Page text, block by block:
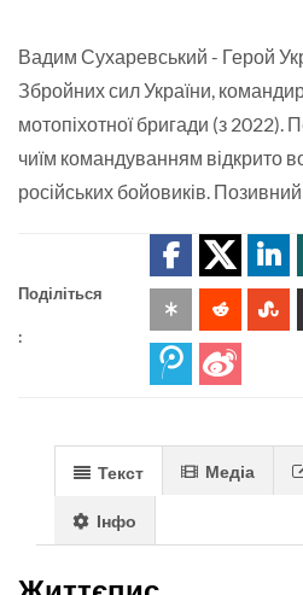
Вадим Сухаревський - Герой
Збройних сил України,
мотопіхотної бригади (з
чиїм командуванням відкрито
російських бойовиків. Позивний
Поділіться
:
Текст Медіа
Інфо